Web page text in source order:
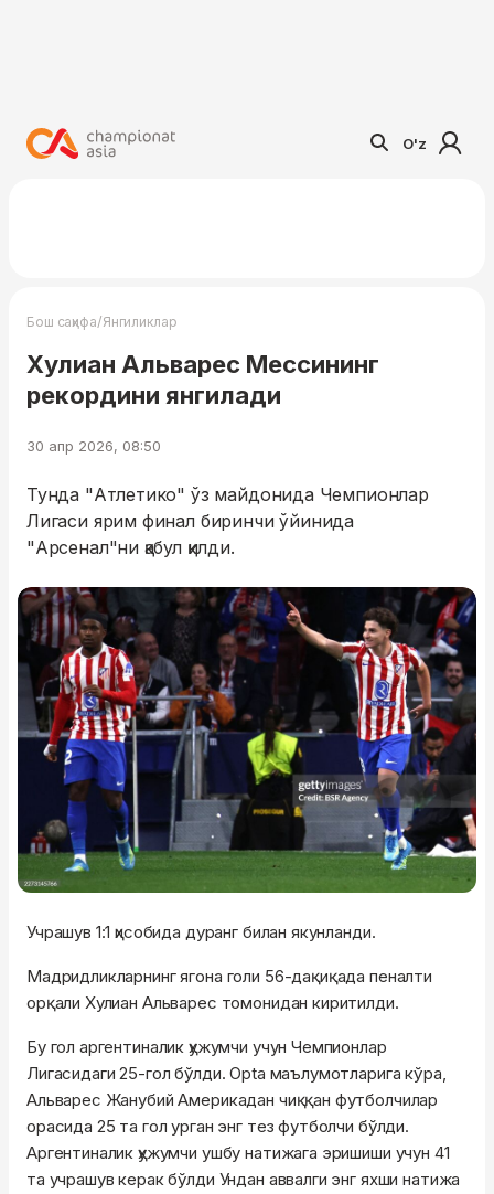
O'z
Бош саҳифа/Янгиликлар
Хулиан Альварес Мессининг
рекордини янгилади
30 апр 2026, 08:50
Тунда "Атлетико" ўз майдонида Чемпионлар
Лигаси ярим финал биринчи ўйинида
"Арсенал"ни қабул қилди.
Учрашув 1:1 ҳисобида дуранг билан якунланди.
Мадридликларнинг ягона голи 56-дақиқада пеналти
орқали Хулиан Альварес томонидан киритилди.
Бу гол аргентиналик ҳужумчи учун Чемпионлар
Лигасидаги 25-гол бўлди. Opta маълумотларига кўра,
Альварес Жанубий Америкадан чиққан футболчилар
орасида 25 та гол урган энг тез футболчи бўлди.
Аргентиналик ҳужумчи ушбу натижага эришиши учун 41
та учрашув керак бўлди Ундан аввалги энг яхши натижа